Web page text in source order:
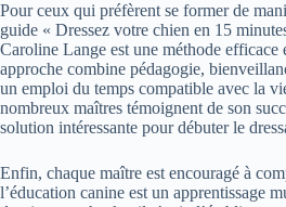
Pour ceux qui préfèrent se former de
guide « Dressez votre chien en 15
Caroline Lange est une méthode efficace
approche combine pédagogie,
un emploi du temps compatible avec la
nombreux maîtres témoignent de son
solution intéressante pour débuter le
Enfin, chaque maître est encouragé à
l’éducation canine est un apprentissage